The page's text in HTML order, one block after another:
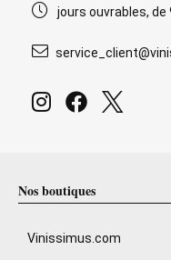
jours ouvrables, de
Nos boutiques
Vinissimus.com